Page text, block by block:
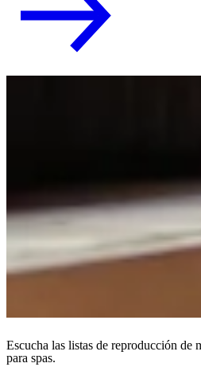
Escucha las listas de reproducción de
para spas.